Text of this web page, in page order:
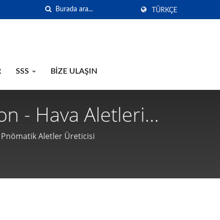
TÜRKÇE
SSS BIZE ULAŞIN
- Hava Aletleri
Pnömatik Aletler Üreticisi